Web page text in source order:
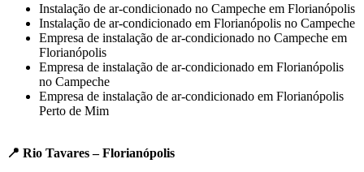
Instalação de ar-condicionado no Campeche em Florianópolis
Instalação de ar-condicionado em Florianópolis no Campeche
Empresa de instalação de ar-condicionado no Campeche em
Florianópolis
Empresa de instalação de ar-condicionado em Florianópolis
no Campeche
Empresa de instalação de ar-condicionado em Florianópolis
Perto de Mim
📍 Rio Tavares – Florianópolis